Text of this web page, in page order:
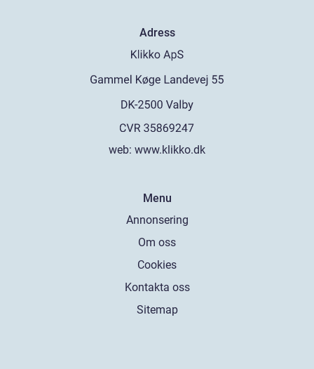
Adress
web: www.klikko.dk
Menu
Annonsering
Om oss
Cookies
Kontakta oss
Sitemap